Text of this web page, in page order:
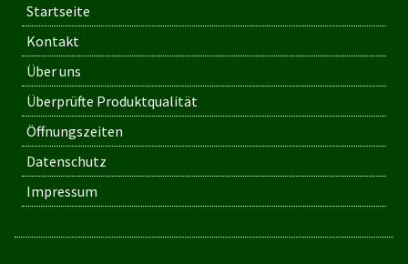
Startseite
Kontakt
Über uns
Überprüfte Produktqualität
Öffnungszeiten
Datenschutz
Impressum